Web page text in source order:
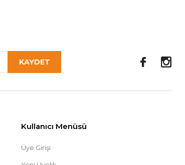
KAYDET
Kullanıcı Menüsü
Üye Girişi